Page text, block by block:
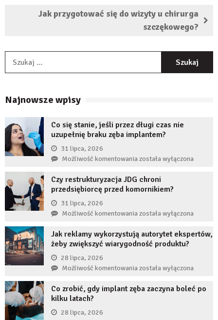
Jak przygotować się do wizyty u chirurga
szczękowego?
Najnowsze wpisy
Co się stanie, jeśli przez długi czas nie
uzupełnię braku zęba implantem?
31 lipca, 2026
Możliwość komentowaniaCo
stanie,
jeśli
długi
uzupełnię
implantem?
została wyłączona
Czy restrukturyzacja JDG chroni
przedsiębiorcę przed komornikiem?
31 lipca, 2026
Możliwość komentowaniaCzy
JDG
chroni
przed
komornikiem?
została wyłączona
Jak reklamy wykorzystują autorytet ekspertów,
żeby zwiększyć wiarygodność produktu?
28 lipca, 2026
Możliwość komentowaniaJak
wykorzystują
została wyłączona
Co zrobić, gdy implant zęba zaczyna boleć po
kilku latach?
28 lipca, 2026